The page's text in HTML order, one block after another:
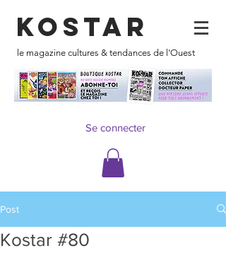
KOSTAR
le magazine cultures & tendances de l'Ouest
Se connecter
Post
Kostar #80